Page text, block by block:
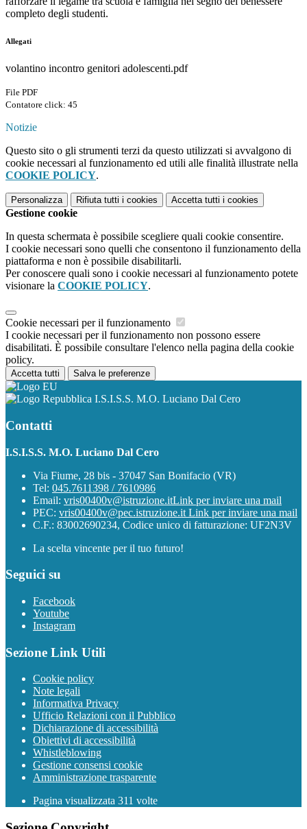
completo degli studenti.
Allegati
volantino incontro genitori adolescenti.pdf
File PDF
Contatore click: 45
Notizie
Questo sito o gli strumenti terzi da questo utilizzati si avvalgono di
cookie necessari al funzionamento ed utili alle finalità illustrate nella
COOKIE POLICY.
Personalizza Rifiuta tutti i cookies Accetta tutti i cookies
Gestione cookie
In questa schermata è possibile scegliere quali cookie consentire.
I cookie necessari sono quelli che consentono il funzionamento della
piattaforma e non è possibile disabilitarli.
Per conoscere quali sono i cookie necessari al funzionamento potete
visionare la COOKIE POLICY.
Cookie necessari per il funzionamento
I cookie necessari per il funzionamento non possono essere
disabilitati. È possibile consultare l'elenco nella pagina della cookie
policy.
Accetta tutti Salva le preferenze
I.S.I.S.S. M.O. Luciano Dal Cero
Contatti
I.S.I.S.S. M.O. Luciano Dal Cero
Via Fiume, 28 bis - 37047 San Bonifacio (VR)
Tel: 045.7611398 / 7610986
Email: vris00400v@istruzione.itLink per inviare una mail
PEC: vris00400v@pec.istruzione.it Link per inviare una mail
C.F.: 83002690234, Codice unico di fatturazione: UF2N3V
La scelta vincente per il tuo futuro!
Seguici su
Facebook
Youtube
Instagram
Sezione Link Utili
Cookie policy
Note legali
Informativa Privacy
Ufficio Relazioni con il Pubblico
Dichiarazione di accessibilità
Obiettivi di accessibilità
Whistleblowing
Gestione consensi cookie
Amministrazione trasparente
Pagina visualizzata 311 volte